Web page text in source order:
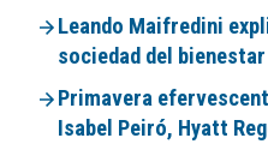
Leando Maifredini
sociedad del bienestar
Primavera
Isabel Peiró, Hyatt